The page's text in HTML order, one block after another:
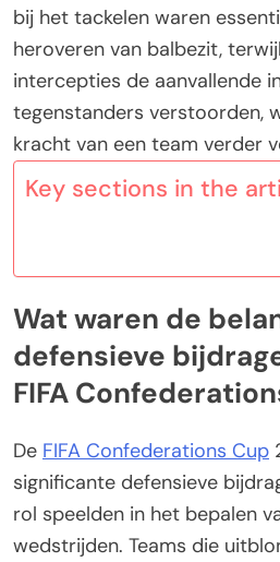
bij het tackelen waren
heroveren van balbezit,
intercepties de aanvallende
tegenstanders verstoorden,
kracht van een team verder
Key sections in the
Wat waren de
defensieve
FIFA
De FIFA Confederations Cup
significante defensieve
rol speelden in het bepalen
wedstrijden. Teams die